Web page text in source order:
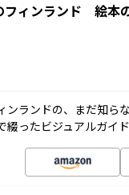
フィンランド 絵本
ンランドの、まだ知ら
綴ったビジュアルガイド